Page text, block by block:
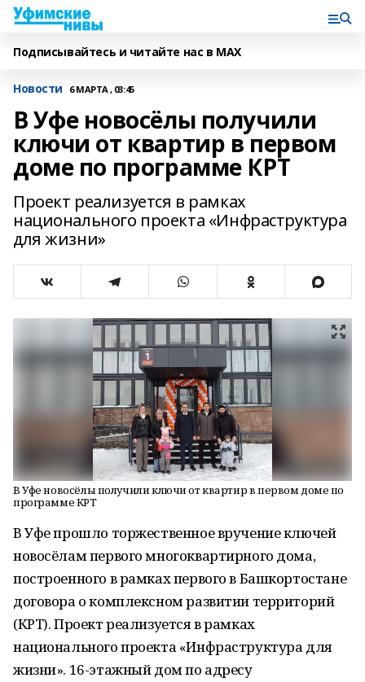
Подписывайтесь и читайте нас в MAX
Новости 6 МАРТА , 03:45
В Уфе новосёлы получили
ключи от квартир в первом
доме по программе КРТ
Проект реализуется в рамках
национального проекта «Инфраструктура
для жизни»
В Уфе новосёлы получили ключи от квартир в первом доме по
программе КРТ
В Уфе прошло торжественное вручение ключей
новосёлам первого многоквартирного дома,
построенного в рамках первого в Башкортостане
договора о комплексном развитии территорий
(КРТ). Проект реализуется в рамках
национального проекта «Инфраструктура для
жизни». 16-этажный дом по адресу